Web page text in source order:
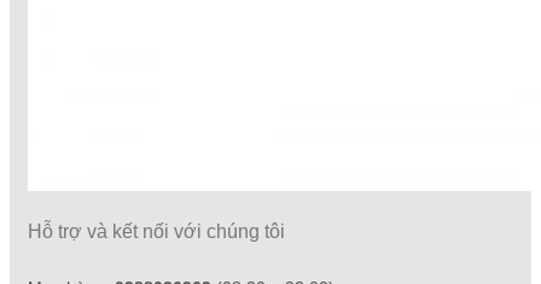
Hỗ trợ và kết nối với chúng tôi